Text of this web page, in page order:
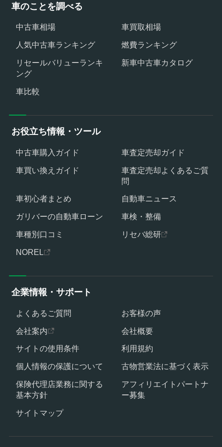
車のことを調べる
中古車相場
車買取相場
人気中古車ランキング
燃費ランキング
リセールバリューランキ
ング
新車中古車カタログ
車比較
お役立ち情報・ツール
中古車購入ガイド
車査定売却ガイド
車買い換えガイド
車査定売却よくあるご質
問
車初心者まとめ
自動車ニュース
ガリバーの自動車ローン
車検・整備
車種別口コミ
リセバ総研
NOREL
企業情報・サポート
よくあるご質問
お客様の声
会社案内
会社概要
サイトの使用条件
利用規約
個人情報の保護について
古物営業法に基づく表示
保険代理店業務に関する
基本方針
アフィリエイトパートナ
ー募集
サイトマップ